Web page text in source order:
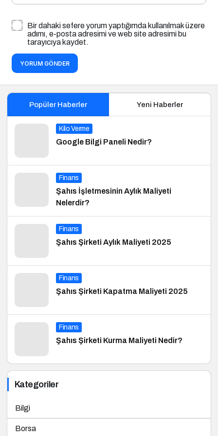
Bir dahaki sefere yorum yaptığımda kullanılmak üzere
adımı, e-posta adresimi ve web site adresimi bu
tarayıcıya kaydet.
YORUM GÖNDER
Popüler Haberler Yeni Haberler
Kilo Verme
Google Bilgi Paneli Nedir?
Finans
Şahıs İşletmesinin Aylık Maliyeti
Nelerdir?
Finans
Şahıs Şirketi Aylık Maliyeti 2025
Finans
Şahıs Şirketi Kapatma Maliyeti 2025
Finans
Şahıs Şirketi Kurma Maliyeti Nedir?
Kategoriler
Bilgi
Borsa